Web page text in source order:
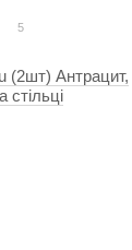
5
(2шт) Антрацит,